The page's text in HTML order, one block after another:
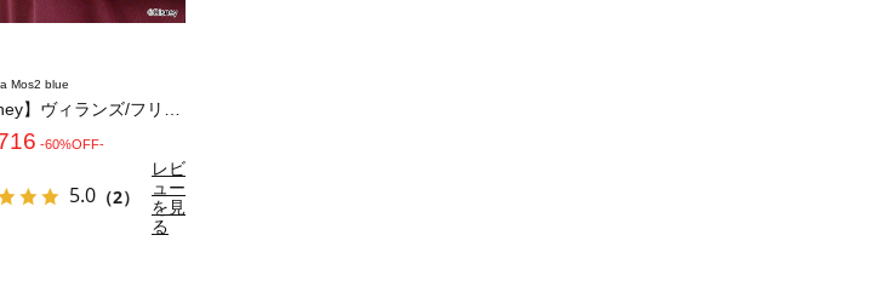
Mos2 blue
-60%OFF-
5.0 （2）
レビ
ュー
を見
る